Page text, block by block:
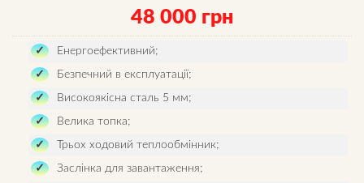
48 000 грн
Енергоефективний;
Безпечний в експлуатації;
Високоякісна сталь 5 мм;
Велика топка;
Трьох ходовий теплообмінник;
Заслінка для завантаження;